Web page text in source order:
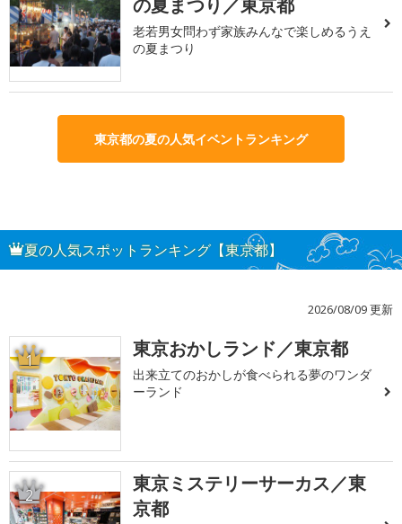
の夏まつり／東京都
老若男女問わず家族みんなで楽しめるうえ
の夏まつり
東京都の夏の人気イベントランキング
夏の人気スポットランキング【東京都】
2026/08/09 更新
1 東京おかしランド／東京都
出来立てのおかしが食べられる夢のワンダ
ーランド
2
東京ミステリーサーカス／東
京都